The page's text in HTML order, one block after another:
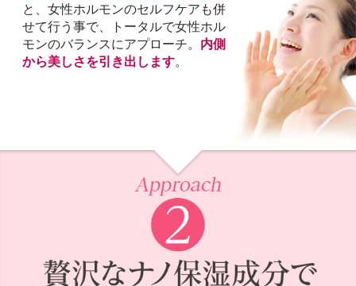
と、女性ホルモンのセルフケアも併
せて行う事で、トータルで女性ホル
モンのバランスにアプローチ。 内側
から美しさを引き出します。